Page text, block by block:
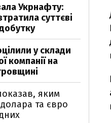
Укрнафту:
суттєві
у склади
компанії на
яким
та євро